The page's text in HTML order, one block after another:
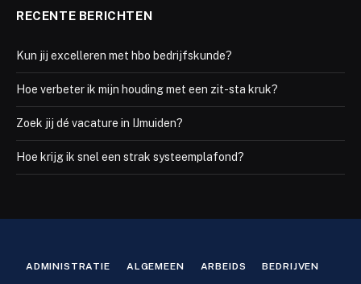
RECENTE BERICHTEN
Kun jij excelleren met hbo bedrijfskunde?
Hoe verbeter ik mijn houding met een zit-sta kruk?
Zoek jij dé vacature in IJmuiden?
Hoe krijg ik snel een strak systeemplafond?
ADMINISTRATIE ALGEMEEN ARBEIDS BEDRIJVEN